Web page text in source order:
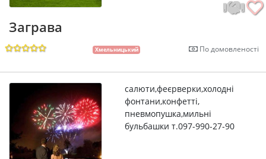
Заграва
Хмельницький По домовленості
салюти,феєрверки,холодні
фонтани,конфетті,
пневмопушка,мильні
бульбашки т.097-990-27-90